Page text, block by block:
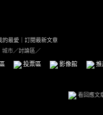
的最愛
訂閱最新文章
城市／討論區／
投票區 影像館
看回應文